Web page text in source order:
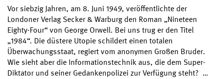
Vor siebzig Jahren, am 8. Juni 1949, veröffentlichte der
Londoner Verlag Secker & Warburg den Roman „Nineteen
Eighty-Four“ von George Orwell. Bei uns trug er den Titel
„1984“. Die düstere Utopie schildert einen totalen
Überwachungsstaat, regiert vom anonymen Großen Bruder.
Wie sieht aber die Informationstechnik aus, die dem Super-
Diktator und seiner Gedankenpolizei zur Verfügung steht? …